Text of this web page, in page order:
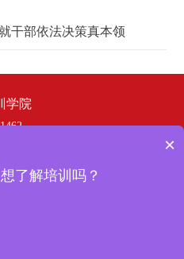
干部依法决策真本领
学院
训学院
学院 版权所有
×
了解培训吗？